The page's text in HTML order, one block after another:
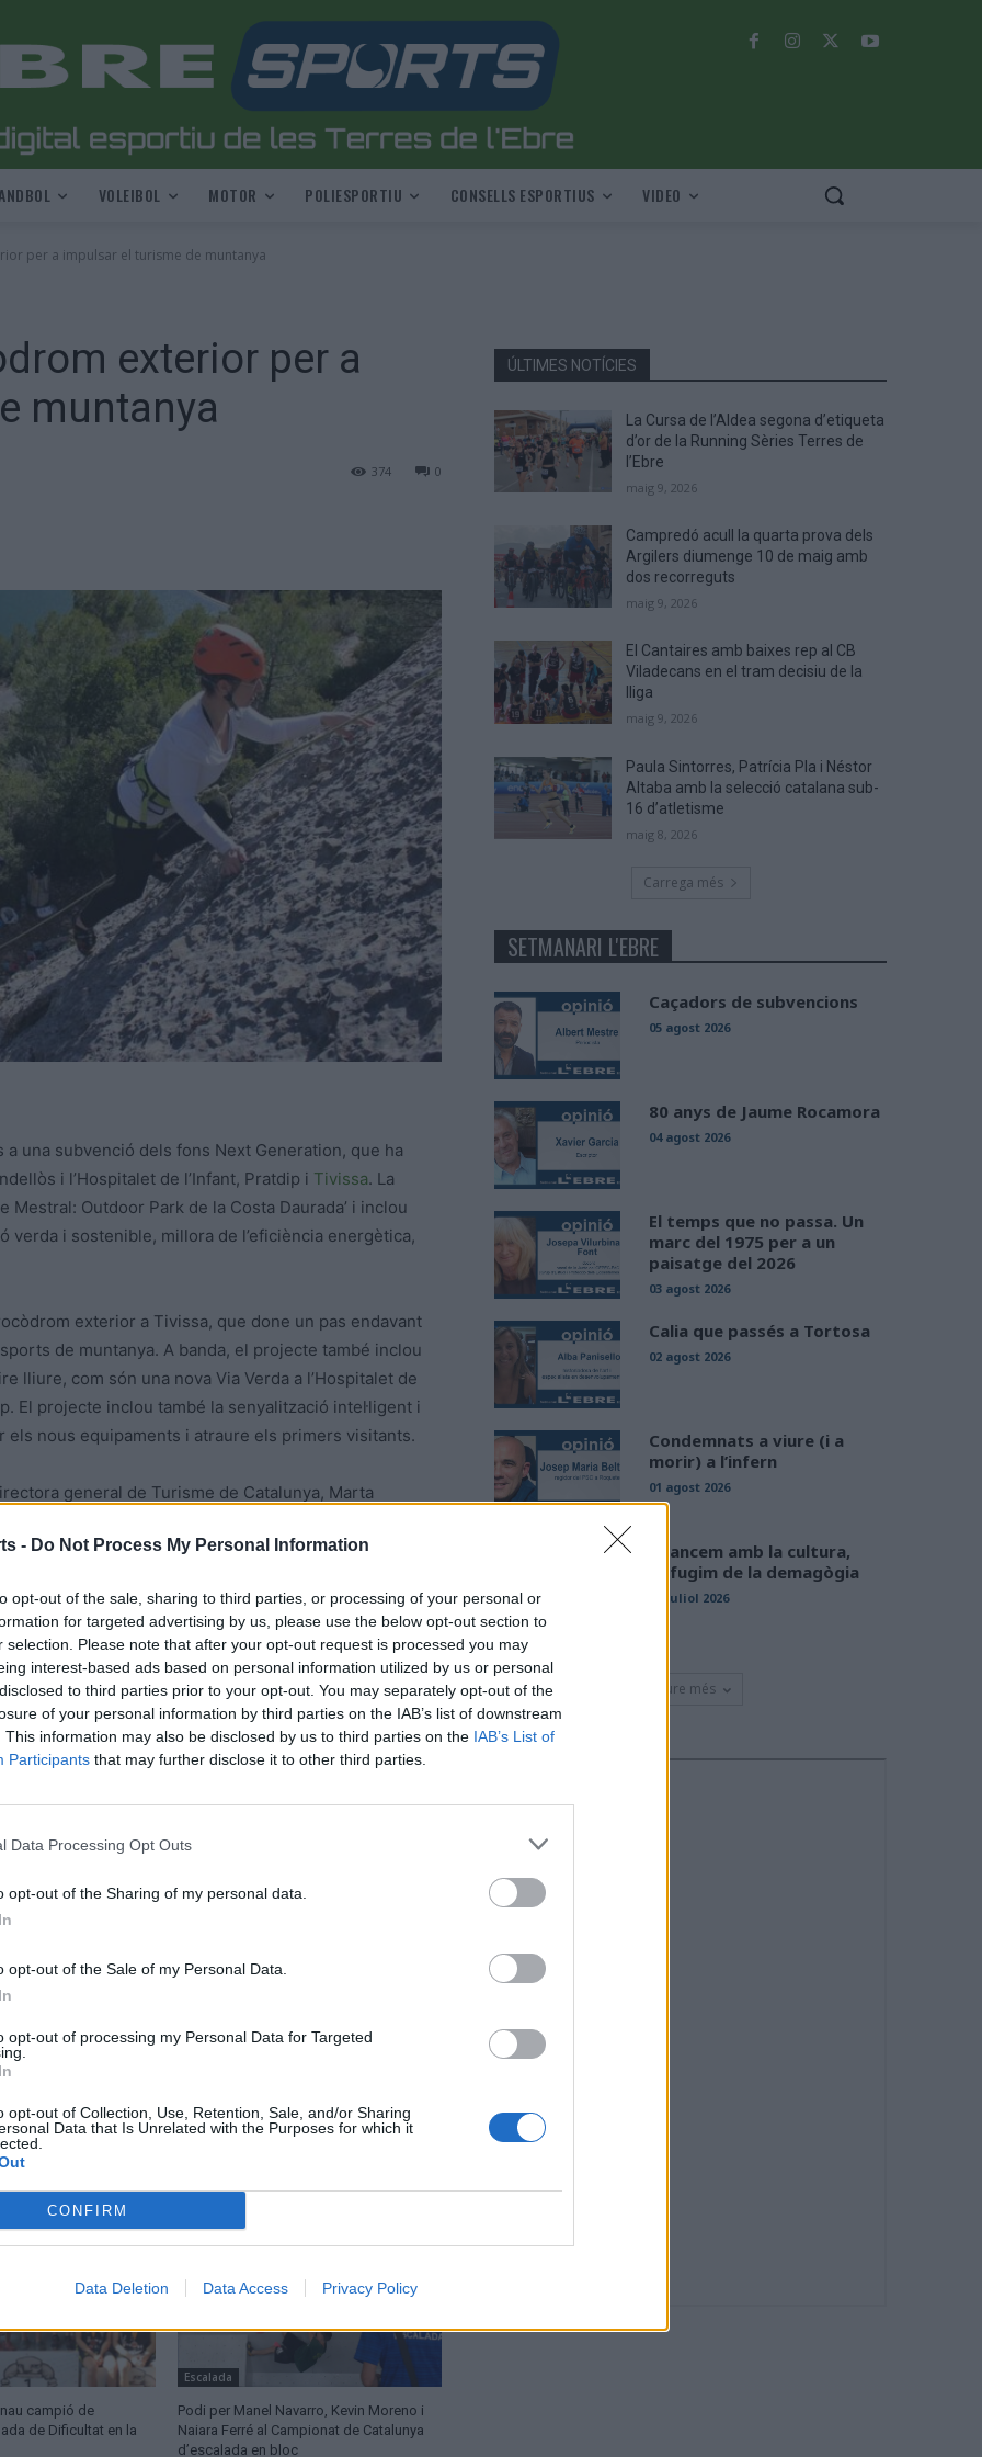
- Do Not Process My Personal Information
opt-out of the sale, sharing to third parties, or processing of your personal or
for targeted advertising by us, please use the below opt-out section to
selection. Please note that after your opt-out request is processed you may
interest-based ads based on personal information utilized by us or personal
to third parties prior to your opt-out. You may separately opt-out of the
of your personal information by third parties on the IAB’s list of downstream
This information may also be disclosed by us to third parties on the IAB’s List of
Participants that may further disclose it to other third parties.
Data Processing Opt Outs
opt-out of the Sharing of my personal data.
opt-out of the Sale of my Personal Data.
opt-out of processing my Personal Data for Targeted
opt-out of Collection, Use, Retention, Sale, and/or Sharing
Data that Is Unrelated with the Purposes for which it
CONFIRM
Data Deletion Data Access Privacy Policy
VOLEIBOL MOTOR POLIESPORTIU CONSELLS ESPORTIUS VIDEO
per a impulsar el turisme de muntanya
exterior per a
muntanya
0
374
una subvenció dels fons Next Generation, que ha
i l’Hospitalet de l’Infant, Pratdip i Tivissa. La
Mestral: Outdoor Park de la Costa Daurada’ i inclou
i sostenible, millora de l’eficiència energètica,
exterior a Tivissa, que done un pas endavant
de muntanya. A banda, el projecte també inclou
lliure, com són una nova Via Verda a l’Hospitalet de
El projecte inclou també la senyalització intel·ligent i
nous equipaments i atraure els primers visitants.
general de Turisme de Catalunya, Marta
d’actuacions, que ha rebut 1,9 milions d’euros de
Article següent
campió de
de Dificultat en la
Escalada
Podi per Manel Navarro, Kevin Moreno i
Naiara Ferré al Campionat de Catalunya
d’escalada en bloc
ÚLTIMES NOTÍCIES
La Cursa de l’Aldea segona d’etiqueta
d’or de la Running Sèries Terres de
l’Ebre
maig 9, 2026
Campredó acull la quarta prova dels
Argilers diumenge 10 de maig amb
dos recorreguts
maig 9, 2026
El Cantaires amb baixes rep al CB
Viladecans en el tram decisiu de la
lliga
maig 9, 2026
Paula Sintorres, Patrícia Pla i Néstor
Altaba amb la selecció catalana sub-
16 d’atletisme
maig 8, 2026
Carrega més
SETMANARI L'EBRE
Caçadors de subvencions
05 agost 2026
80 anys de Jaume Rocamora
04 agost 2026
El temps que no passa. Un
marc del 1975 per a un
paisatge del 2026
03 agost 2026
Calia que passés a Tortosa
02 agost 2026
Condemnats a viure (i a
morir) a l’infern
01 agost 2026
Avancem amb la cultura,
defugim de la demagògia
31 juliol 2026
Veure més